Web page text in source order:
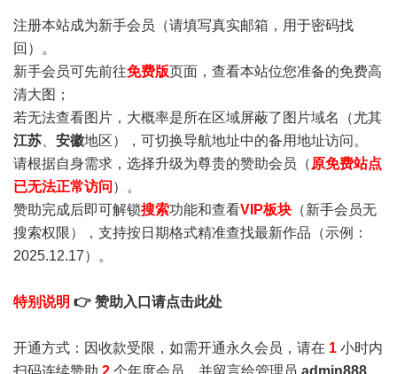
注册本站成为新手会员 （请填写真实邮箱，用于密码找
回）。
新手会员可先前往免费版页面，查看本站位您准备的免费高
清大图；
若无法查看图片，大概率是所在区域屏蔽了图片域名（尤其
江苏
安徽地区），可切换导航地址中的备用地址访问。
请根据自身需求，选择升级为尊贵的赞助会员（ 原免费站点
已无法正常访问 ）。
赞助完成后即可解锁搜索功能和查看VIP板块 （新手会员无
搜索权限），支持按日期格式精准查找最新作品（示例：
2025.12.17）。
特别说明 👉 赞助入口请点击此处
开通方式：因收款受限，如需开通永久会员，请在 1 小时内
扫码连续赞助 2 个年度会员，并留言给管理员 admin888